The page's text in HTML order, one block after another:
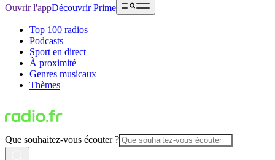
Ouvrir l'appDécouvrir Prime
Top 100 radios
Podcasts
Sport en direct
À proximité
Genres musicaux
Thèmes
Que souhaitez-vous écouter ?